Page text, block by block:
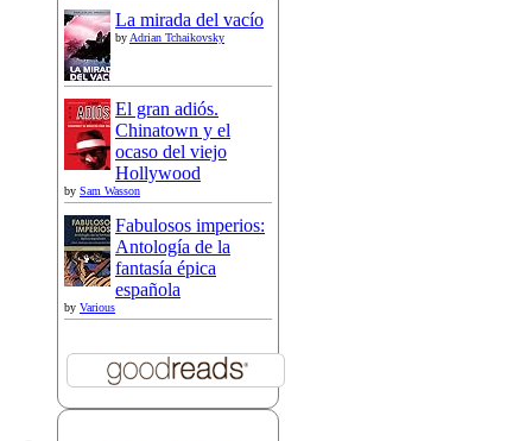
La mirada del vacío
by Adrian Tchaikovsky
El gran adiós.
Chinatown y el
ocaso del viejo
Hollywood
by Sam Wasson
Fabulosos imperios:
Antología de la
fantasía épica
española
by Various